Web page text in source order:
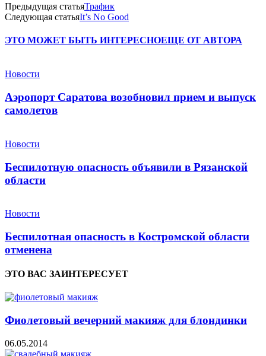
Предыдущая статьяТрафик
Следующая статьяIt’s No Good
ЭТО МОЖЕТ БЫТЬ ИНТЕРЕСНОЕЩЕ ОТ АВТОРА
Новости
Аэропорт Саратова возобновил прием и выпуск
самолетов
Новости
Беспилотную опасность объявили в Рязанской
области
Новости
Беспилотная опасность в Костромской области
отменена
ЭТО ВАС ЗАИНТЕРЕСУЕТ
Фиолетовый вечерний макияж для блондинки
06.05.2014